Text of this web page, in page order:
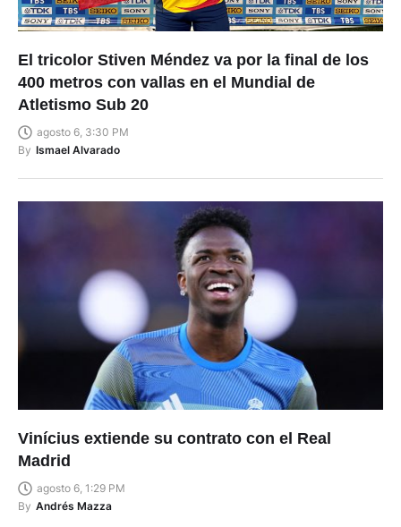
El tricolor Stiven Méndez va por la final de los
400 metros con vallas en el Mundial de
Atletismo Sub 20
agosto 6, 3:30 PM
By Ismael Alvarado
Vinícius extiende su contrato con el Real
Madrid
agosto 6, 1:29 PM
By Andrés Mazza